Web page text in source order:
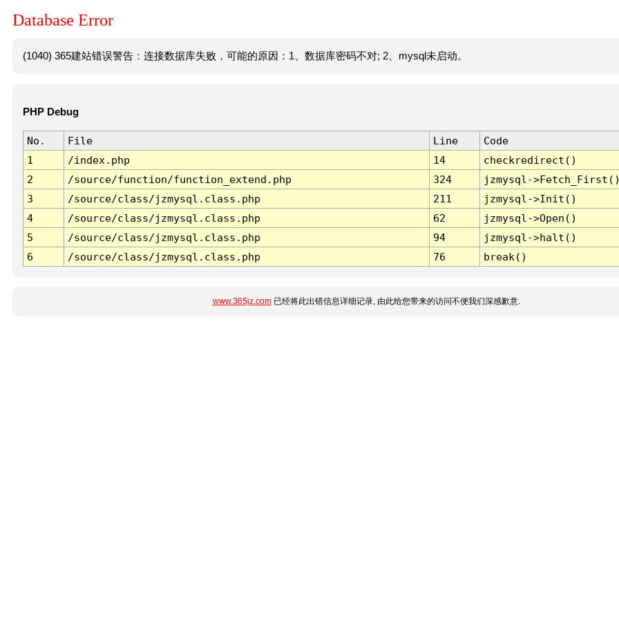
Database Error
(1040) 365建站错误警告：连接数据库失败，可能的原因：1、数据库密码不对; 2、mysql未启动。
PHP Debug
No. File Line
Code
1
/index.php 14
checkredirect()
2
/source/function/function_extend.php 324
jzmysql-
3
/source/class/jzmysql.class.php 211
jzmysql->Init()
4
/source/class/jzmysql.class.php 62
jzmysql->Open()
5
/source/class/jzmysql.class.php 94
jzmysql->halt()
6
/source/class/jzmysql.class.php 76 break()
www.365jz.com已经将此出错信息详细记录, 由此给您带来的访问不便我们深感歉意.